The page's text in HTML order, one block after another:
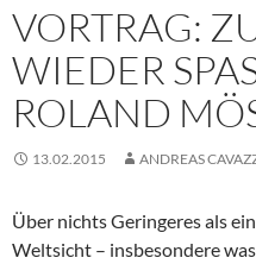
VORTRAG:
WIEDER
OLAND
13.02.2015 ANDREAS
Über nichts Geringeres als
Weltsicht – insbesondere